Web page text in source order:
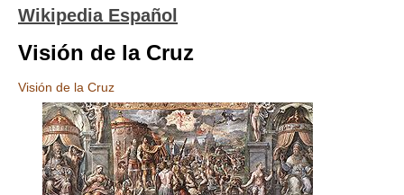
Wikipedia Español
Visión de la Cruz
Visión de la Cruz